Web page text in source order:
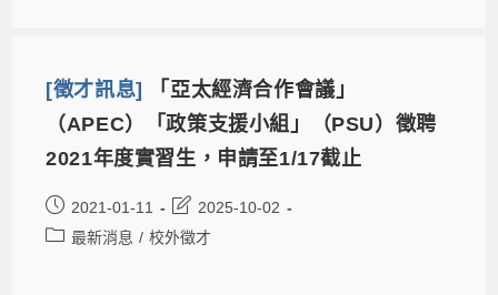
[徵才訊息]
「亞太經濟合作會議」
（APEC）「政策支援小組」（PSU）徵聘
2021年度實習生，申請至1/17截止
2021-01-11
2025-10-02
最新消息 / 校外徵才